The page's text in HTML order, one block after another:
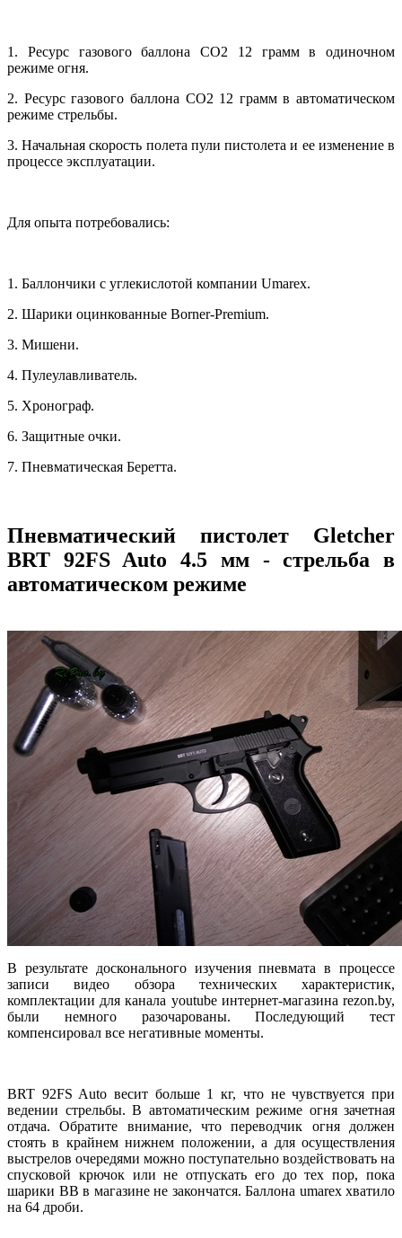
1. Ресурс газового баллона СО2 12 грамм в одиночном
режиме огня.
2. Ресурс газового баллона СО2 12 грамм в автоматическом
режиме стрельбы.
3. Начальная скорость полета пули пистолета и ее изменение в
процессе эксплуатации.
Для опыта потребовались:
1. Баллончики с углекислотой компании Umarex.
2. Шарики оцинкованные Borner-Premium.
3. Мишени.
4. Пулеулавливатель.
5. Хронограф.
6. Защитные очки.
7. Пневматическая Беретта.
Пневматический пистолет Gletcher
BRT 92FS Auto 4.5 мм - стрельба в
автоматическом режиме
В результате досконального изучения пневмата в процессе
записи видео обзора технических характеристик,
комплектации для канала youtube интернет-магазина rezon.by,
были немного разочарованы. Последующий тест
компенсировал все негативные моменты.
BRT 92FS Auto весит больше 1 кг, что не чувствуется при
ведении стрельбы. В автоматическим режиме огня зачетная
отдача. Обратите внимание, что переводчик огня должен
стоять в крайнем нижнем положении, а для осуществления
выстрелов очередями можно поступательно воздействовать на
спусковой крючок или не отпускать его до тех пор, пока
шарики ВВ в магазине не закончатся. Баллона umarex хватило
на 64 дроби.